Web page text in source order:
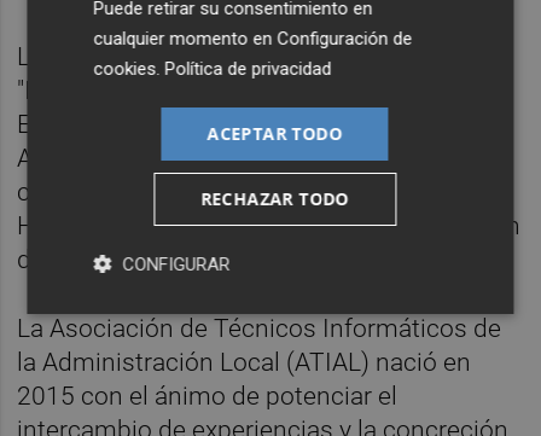
La segunda mesa redonda, bajo el título
"Implementación de la Administración
Electrónica con las herramientas de la
Administración General del Estado" contará
con representantes del Ministerio de
Hacienda y Función Pública, de la Diputación
de Albacete, y de la Diputación de Málaga.
La Asociación de Técnicos Informáticos de
la Administración Local (ATIAL) nació en
2015 con el ánimo de potenciar el
intercambio de experiencias y la concreción
Puede retirar su consentimiento en
cualquier momento enConfiguración de
cookies .Política de privacidad
ACEPTAR TODO
RECHAZAR TODO
CONFIGURAR